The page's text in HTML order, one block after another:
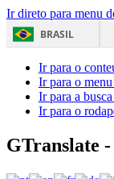
Ir direto para menu
BRASIL
Ir para o
Ir para o menu
Ir para a busca
Ir para o
GTranslate